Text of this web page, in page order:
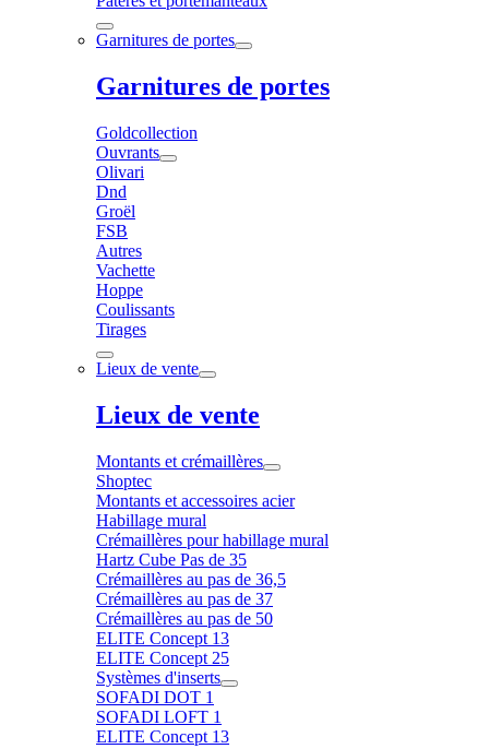
Garnitures de portes
Garnitures de portes
Goldcollection
Ouvrants
Olivari
Dnd
Groël
FSB
Autres
Vachette
Hoppe
Coulissants
Tirages
Lieux de vente
Lieux de vente
Montants et crémaillères
Shoptec
Montants et accessoires acier
Habillage mural
Crémaillères pour habillage mural
Hartz Cube Pas de 35
Crémaillères au pas de 36,5
Crémaillères au pas de 37
Crémaillères au pas de 50
ELITE Concept 13
ELITE Concept 25
Systèmes d'inserts
SOFADI DOT 1
SOFADI LOFT 1
ELITE Concept 13